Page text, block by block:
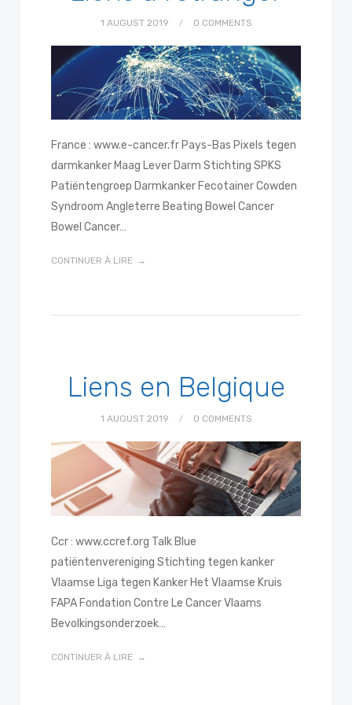
See More
Photo
View on Facebook Share
1 AUGUST 2019 0 COMMENTS
France : www.e-cancer.fr Pays-Bas Pixels tegen
darmkanker Maag Lever Darm Stichting SPKS
Patiëntengroep Darmkanker Fecotainer Cowden
Syndroom Angleterre Beating Bowel Cancer
Bowel Cancer…
CONTINUER À LIRE
Liens en Belgique
1 AUGUST 2019 0 COMMENTS
Ccr : www.ccref.org Talk Blue
patiëntenvereniging Stichting tegen kanker
Vlaamse Liga tegen Kanker Het Vlaamse Kruis
FAPA Fondation Contre Le Cancer Vlaams
Bevolkingsonderzoek…
CONTINUER À LIRE